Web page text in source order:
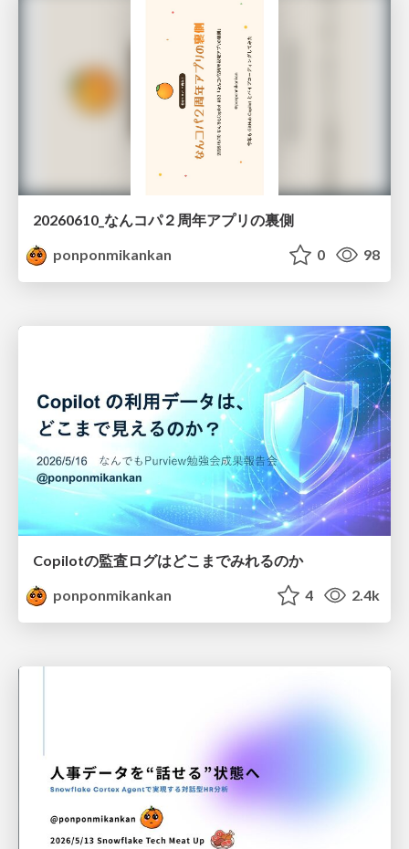
20260610_なんコパ２周年アプリの裏側
ponponmikankan
0 98
Copilotの監査ログはどこまでみれるのか
ponponmikankan
4 2.4k